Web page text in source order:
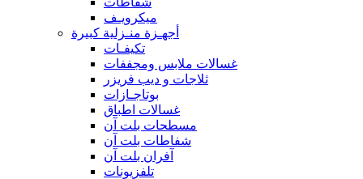
ميكرويـف
أجهـزة منـزلية كبيرة
تكيفـات
غسالات ملابس ومجففات
ثلاجات و ديب فريزر
بوتاجـازات
غسالات اطباق
مسطحات بلت آن
شفاطات بلت آن
آفران بلت آن
تلفزيونات